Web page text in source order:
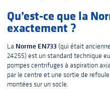
Qu’est-ce que la
exactement ?
La Norme EN733 (qui était
24255) est un standard technique
pompes centrifuges à aspiration
par le centre et une sortie de
montées sur un socle.